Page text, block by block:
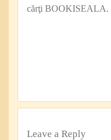
cărţi BOOKISEALA.
Leave a Reply